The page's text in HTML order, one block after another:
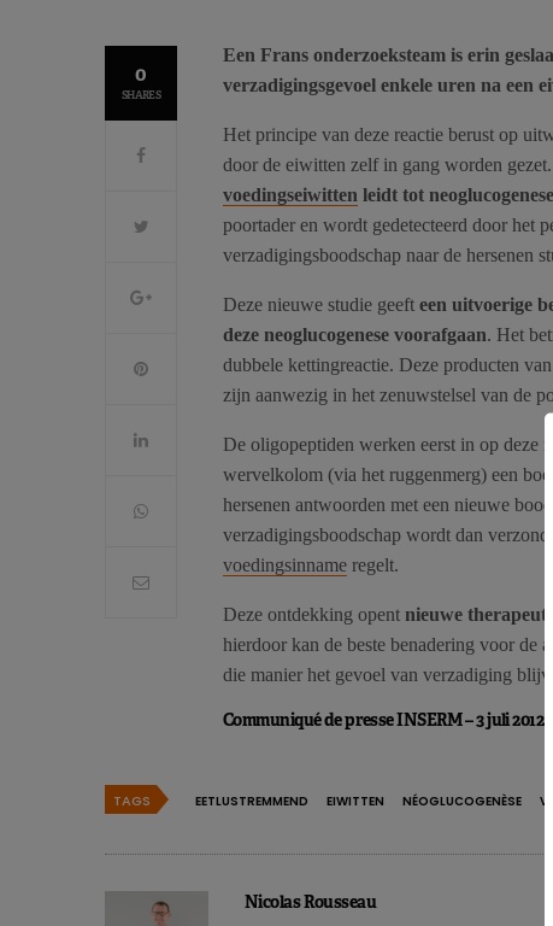
0
SHARES
Een Frans onderzoeksteam is erin
verzadigingsgevoel enkele uren na een
Het principe van deze reactie berust op
door de eiwitten zelf in gang worden
voedingseiwitten leidt tot
poortader en wordt gedetecteerd door het
verzadigingsboodschap naar de hersenen
Deze nieuwe studie geeft een uitvoerige
deze neoglucogenese voorafgaan. Het
dubbele kettingreactie. Deze producten
zijn aanwezig in het zenuwstelsel van de
De oligopeptiden werken eerst in op deze
wervelkolom (via het ruggenmerg) een
hersenen antwoorden met een nieuwe
verzadigingsboodschap wordt dan
voedingsinname regelt.
Deze ontdekking opent nieuwe
hierdoor kan de beste benadering voor de
die manier het gevoel van verzadiging
Communiqué de presse INSERM – 3 juli 2012
TAGS EETLUSTREMMEND EIWITTEN NÉOGLUCOGENÈSE
Nicolas Rousseau